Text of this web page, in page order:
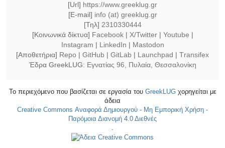
[Url] https://www.greeklug.gr
[E-mail] info (at) greeklug.gr
[Τηλ] 2310330444
[Κοινωνικά δίκτυα] Facebook| X/Twitter| Youtube |
Instagram | LinkedIn | Mastodon
[Αποθετήρια] Repo | GitHub | GitLab | Launchpad | Τransifex
Έδρα GreekLUG: Εγνατίας 96, Πυλαία, Θεσσαλονίκη
Το περιεχόμενο που βασίζεται σε εργασία του GreekLUGχορηγείται με
άδεια
Creative Commons Αναφορά Δημιουργού - Μη Εμπορική Χρήση -
Παρόμοια Διανομή 4.0 Διεθνές
.